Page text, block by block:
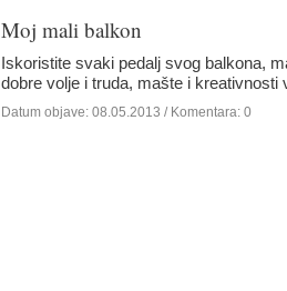
Moj mali balkon
Iskoristite svaki pedalj svog balkona,
dobre volje i truda, mašte i
Datum objave: 08.05.2013 / Komentara: 0